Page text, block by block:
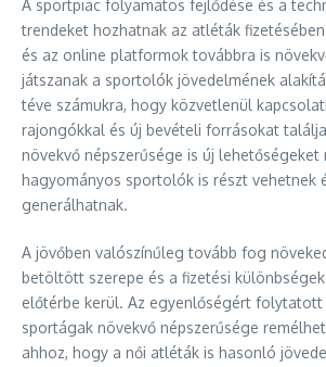
A sportpiac folyamatos fejlődése és a
trendeket hozhatnak az atléták
és az online platformok továbbra is
játszanak a sportolók jövedelmének
téve számukra, hogy közvetlenül
rajongókkal és új bevételi forrásokat
növekvő népszerűsége is új lehetőségeket
hagyományos sportolók is részt vehetnek
generálhatnak.
A jövőben valószínűleg tovább fog
betöltött szerepe és a fizetési
előtérbe kerül. Az egyenlőségért folytatott
sportágak növekvő népszerűsége
ahhoz, hogy a női atléták is hasonló